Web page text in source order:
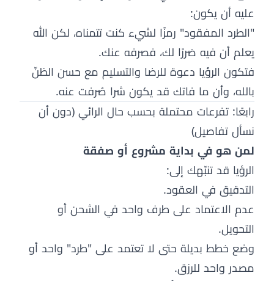
عليه أن يكون:
"الطرد المفقود" رمزًا لشيء كنت تتمناه، لكن الله
يعلم أن فيه ضررًا لك، فصرفه عنك.
فتكون الرؤيا دعوة للرضا والتسليم مع حسن الظنّ
بالله، وأن ما فاتك قد يكون شرا صُرفت عنه.
رابعًا: تفرعات محتملة بحسب حال الرائي (دون أن
نسأل تفاصيل)
لمن هو في بداية مشروع أو صفقة
الرؤيا قد تنبّهك إلى:
التدقيق في العقود.
عدم الاعتماد على طرف واحد في الشحن أو
التحويل.
وضع خطط بديلة حتى لا تعتمد على "طرد" واحد أو
مصدر واحد للرزق.